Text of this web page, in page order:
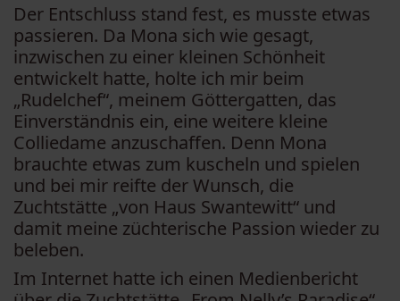
Der Entschluss stand fest, es musste etwas
passieren. Da Mona sich wie gesagt,
inzwischen zu einer kleinen Schönheit
entwickelt hatte, holte ich mir beim
„Rudelchef“, meinem Göttergatten, das
Einverständnis ein, eine weitere kleine
Colliedame anzuschaffen. Denn Mona
brauchte etwas zum kuscheln und spielen
und bei mir reifte der Wunsch, die
Zuchtstätte „von Haus Swantewitt“ und
damit meine züchterische Passion wieder zu
beleben.
Im Internet hatte ich einen Medienbericht